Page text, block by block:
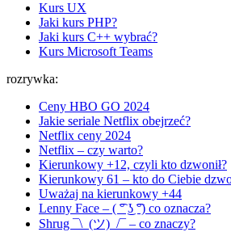
Kurs UX
Jaki kurs PHP?
Jaki kurs C++ wybrać?
Kurs Microsoft Teams
rozrywka:
Ceny HBO GO 2024
Jakie seriale Netflix obejrzeć?
Netflix ceny 2024
Netflix – czy warto?
Kierunkowy +12, czyli kto dzwonił?
Kierunkowy 61 – kto do Ciebie
Uważaj na kierunkowy +44
Lenny Face – ( ͡° ͜ʖ ͡°) co oznacza?
Shrug ¯\_(ツ)_/¯ – co znaczy?